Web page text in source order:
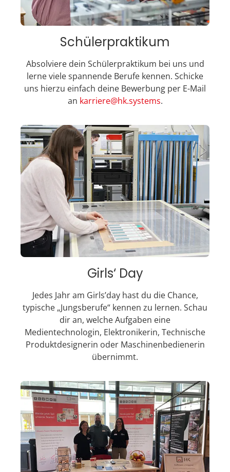
Schülerpraktikum
Absolviere dein Schülerpraktikum bei uns und
lerne viele spannende Berufe kennen. Schicke
uns hierzu einfach deine Bewerbung per E-Mail
an karriere@hk.systems.
Girls‘ Day
Jedes Jahr am Girls’day hast du die Chance,
typische „Jungsberufe“ kennen zu lernen. Schau
dir an, welche Aufgaben eine
Medientechnologin, Elektronikerin, Technische
Produktdesignerin oder Maschinenbedienerin
übernimmt.